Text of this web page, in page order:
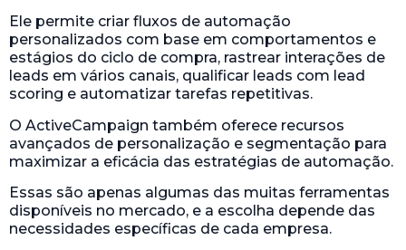
Ele permite criar fluxos de automação
personalizados com base em comportamentos e
estágios do ciclo de compra, rastrear interações de
leads em vários canais, qualificar leads com lead
scoring e automatizar tarefas repetitivas.
O ActiveCampaign também oferece recursos
avançados de personalização e segmentação para
maximizar a eficácia das estratégias de automação.
Essas são apenas algumas das muitas ferramentas
disponíveis no mercado, e a escolha depende das
necessidades específicas de cada empresa.